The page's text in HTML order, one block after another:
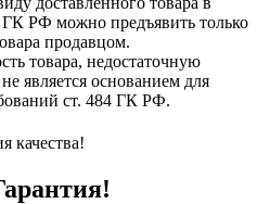
ГК РФ можно предъявить только
продавцом.
товара, недостаточную
является основанием для
ст. 484 ГК РФ.
качества!